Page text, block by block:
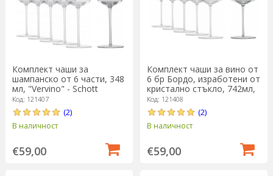
Комплект чаши за
шампанско от 6 части, 348
мл, "Vervino" - Schott
Zwiesel
Код: 121407
(2)
В наличност
€59,00
Комплект чаши за вино от
6 бр Бордо, изработени от
кристално стъкло, 742мл,
"Vervino" - Schott Zwiesel
Код: 121408
(2)
В наличност
€59,00